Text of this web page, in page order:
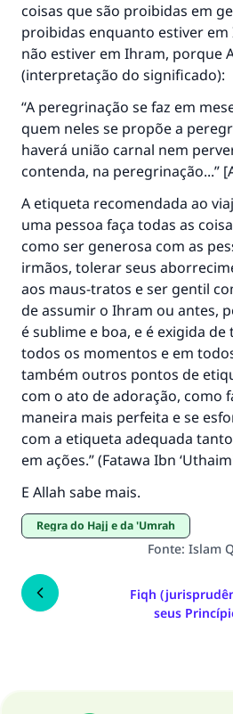
coisas que são proibidas em
proibidas enquanto estiver
não estiver em Ihram, porque
(interpretação do significado):
“A peregrinação se faz em
quem neles se propõe a
haverá união carnal nem
contenda, na peregrinação...”
A etiqueta recomendada ao
uma pessoa faça todas as
como ser generosa com as
irmãos, tolerar seus
aos maus-tratos e ser gentil
de assumir o Ihram ou antes,
é sublime e boa, e é exigida
todos os momentos e em
também outros pontos de
com o ato de adoração, como
maneira mais perfeita e se
com a etiqueta adequada
em ações.” (Fatawa Ibn
E Allah sabe mais.
Regra do Hajj e da 'Umrah
Fonte: Islam
Fiqh
seus